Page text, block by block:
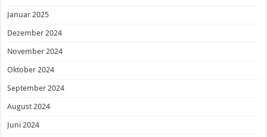
Januar 2025
Dezember 2024
November 2024
Oktober 2024
September 2024
August 2024
Juni 2024